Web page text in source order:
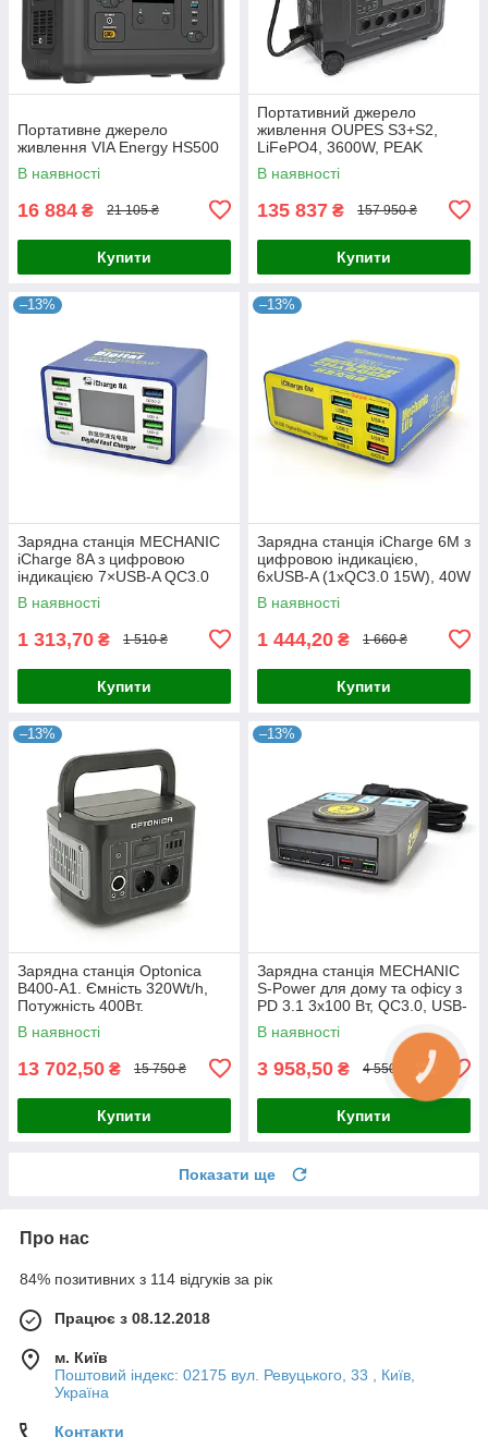
Портативне джерело
живлення VIA Energy HS500
В наявності
16 884 ₴ 21 105 ₴
Купити
Портативний джерело
живлення OUPES S3+S2,
LiFePO4, 3600W, PEAK
7000W, 5120Wh, 3500 циклів,
MPPT 2100 Вт, 5xAC190-250
В наявності
135 837 ₴ 157 950 ₴
Купити
–13%
Зарядна станція MECHANIC
iCharge 8A з цифровою
індикацією 7×USB-A QC3.0
45W для одночасного
заряджання смартфонів і
В наявності
1 313,70 ₴ 1 510 ₴
Купити
–13%
Зарядна станція iCharge 6M з
цифровою індикацією,
6xUSB-A (1xQC3.0 15W), 40W
220V для одночасної зарядки
смартфонів і планшетів
В наявності
1 444,20 ₴ 1 660 ₴
Купити
–13%
Зарядна станція Optonica
B400-A1. Ємність 320Wt/h,
Потужність 400Вт.
Out:2xAC230,
2хDC13.3V/10A, USB-
3x5V/2.4A, Type-C 60W(PD),
В наявності
13 702,50 ₴ 15 750 ₴
Купити
–13%
Зарядна станція MECHANIC
S-Power для дому та офісу з
PD 3.1 3x100 Вт, QC3.0, USB-
A, Qi та 3 розетками 220 В
для живлення ноутбуків
В наявності
3 958,50 ₴ 4 550 ₴
Купити
Показати ще
Про нас
84% позитивних з 114 відгуків за рік
Працює з 08.12.2018
м. Київ
Поштовий індекс: 02175 вул. Ревуцького, 33 , Київ,
Україна
Контакти